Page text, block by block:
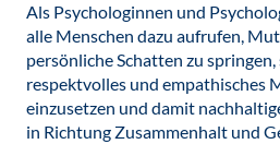
Als Psychologinnen und
alle Menschen dazu aufrufen,
persönliche Schatten zu springen,
respektvolles und empathisches
einzusetzen und damit
in Richtung Zusammenhalt und